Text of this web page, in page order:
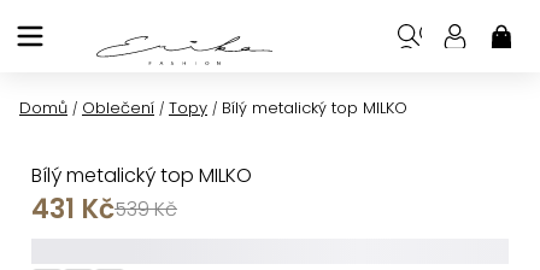
na
Domů / Oblečení / Topy / Bílý metalický top MILKO
Bílý metalický top MILKO
539 Kč
431 Kč